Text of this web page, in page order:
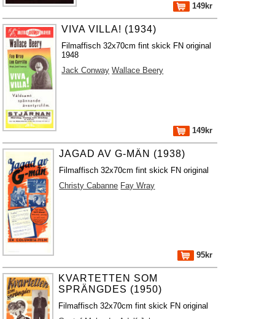
149kr
VIVA VILLA! (1934)
Filmaffisch 32x70cm fint skick FN original
1948
Jack Conway Wallace Beery
149kr
JAGAD AV G-MÄN (1938)
Filmaffisch 32x70cm fint skick FN original
Christy Cabanne Fay Wray
95kr
KVARTETTEN SOM
SPRÄNGDES (1950)
Filmaffisch 32x70cm fint skick FN original